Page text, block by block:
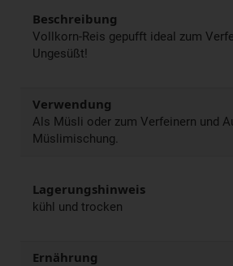
Beschreibung
Vollkorn-Reis gepufft ideal zum
Ungesüßt!
Verwendung
Als Müsli oder zum Verfeinern und
Müslimischung.
Lagerungshinweis
kühl und trocken
Ernährung